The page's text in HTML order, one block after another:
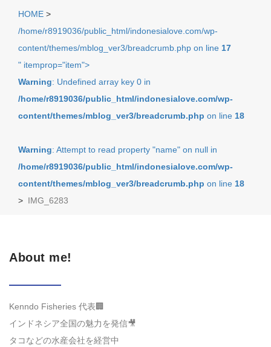
HOME >
/home/r8919036/public_html/indonesialove.com/wp-
content/themes/mblog_ver3/breadcrumb.php on line 17
" itemprop="item">
Warning: Undefined array key 0 in
/home/r8919036/public_html/indonesialove.com/wp-
content/themes/mblog_ver3/breadcrumb.php on line 18
Warning: Attempt to read property "name" on null in
/home/r8919036/public_html/indonesialove.com/wp-
content/themes/mblog_ver3/breadcrumb.php on line 18
> IMG_6283
About me!
Kenndo Fisheries 代表🏢
インドネシア全国の魅力を発信🎥
タコなどの水産会社を経営中